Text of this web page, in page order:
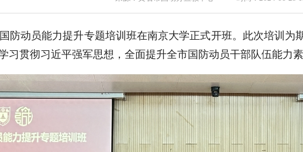
员能力提升专题培训班在南京大学正式开班。此次培训为
习贯彻习近平强军思想，全面提升全市国防动员干部队伍能力素